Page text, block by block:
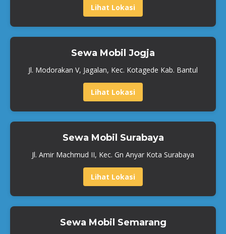
Lihat Lokasi
Sewa Mobil Jogja
Jl. Modorakan V, Jagalan, Kec. Kotagede Kab. Bantul
Lihat Lokasi
Sewa Mobil Surabaya
Jl. Amir Machmud II, Kec. Gn Anyar Kota Surabaya
Lihat Lokasi
Sewa Mobil Semarang